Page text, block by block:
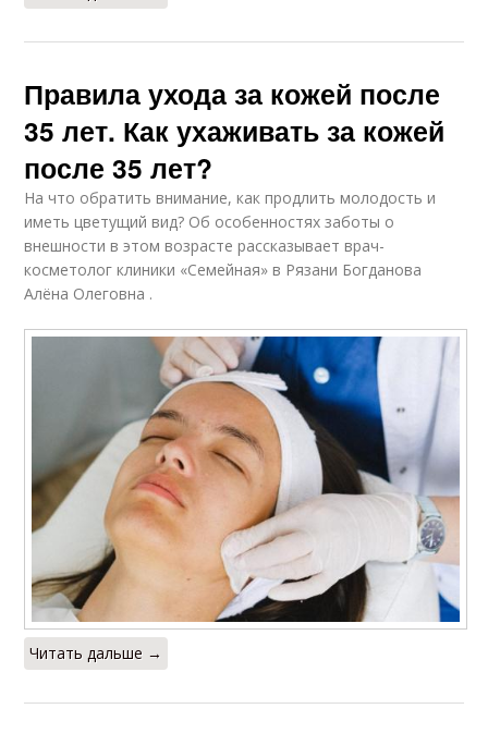
Правила ухода за кожей после
35 лет. Как ухаживать за кожей
после 35 лет?
На что обратить внимание, как продлить молодость и
иметь цветущий вид? Об особенностях заботы о
внешности в этом возрасте рассказывает врач-
косметолог клиники «Семейная» в Рязани Богданова
Алёна Олеговна .
Читать дальше →